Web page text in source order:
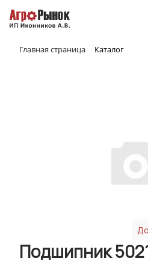
Главная страница Каталог
Подшипник